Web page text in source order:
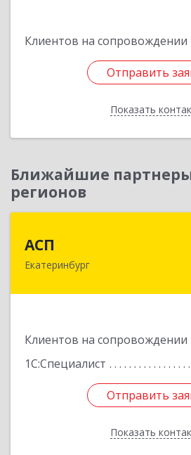
Клиентов на сопровождении
Отправить
Показать
Отправить
Назад
Ближайшие
регионов
АСП
Екатеринбург
Клиентов на сопровождении
1С:Специалист
Отправить
Показать
620075, Свердловская
Отправить
Назад